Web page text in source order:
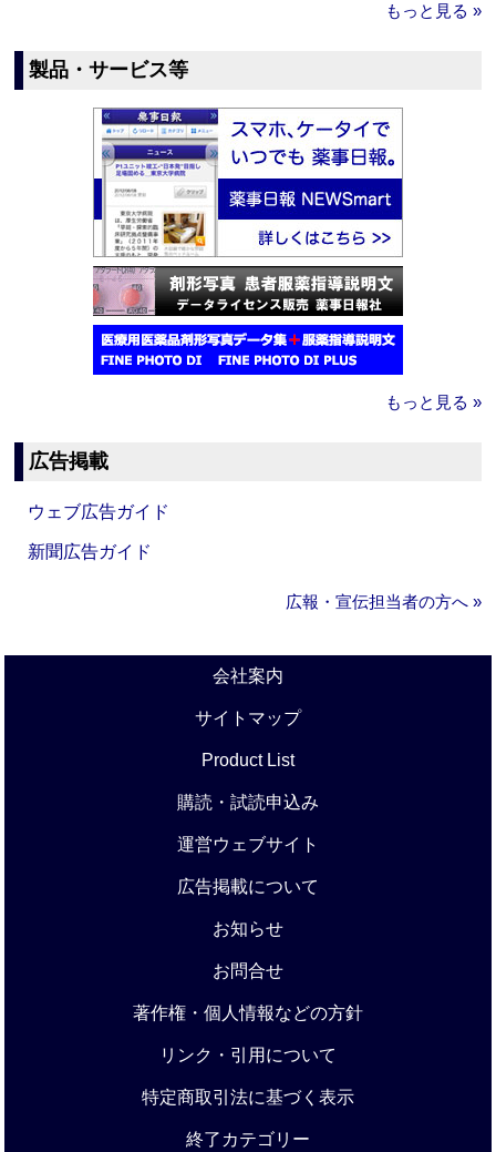
もっと見る »
製品・サービス等
もっと見る »
広告掲載
ウェブ広告ガイド
新聞広告ガイド
広報・宣伝担当者の方へ »
会社案内
サイトマップ
Product List
購読・試読申込み
運営ウェブサイト
広告掲載について
お知らせ
お問合せ
著作権・個人情報などの方針
リンク・引用について
特定商取引法に基づく表示
終了カテゴリー